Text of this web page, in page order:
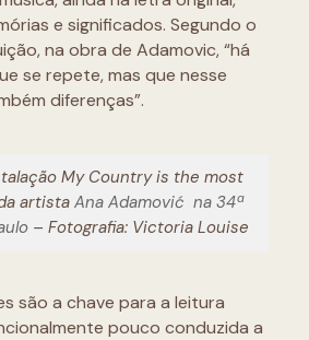
e significados. Segundo o
na obra de Adamovic, “há
se repete, mas que nesse
diferenças”.
My Country is the most
artista Ana Adamović na 34ª
– Fotografia: Victoria Louise
são a chave para a leitura
pouco conduzida a